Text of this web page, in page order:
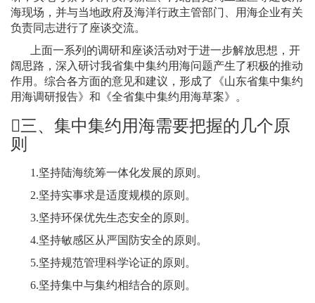
海现场，并与当地政府及海洋行政主管部门、用海企业有关
负责同志进行了座谈交流。
上面一系列的调研和座谈活动对于进一步解放思想，开
阔思路，深入研讨我省集中集约用海问题产生了积极的推动
作用。综合各方面的意见和建议，形成了《山东省集中集约
用海调研报告》和《全省集中集约用海草案》。
三、集中集约用海需要把握的几个原
则
1.坚持陆海统筹一体化发展的原则。
2.坚持实事求是适度规模的原则。
3.坚持环保优先生态安全的原则。
4.坚持敏感区从严国防安全的原则。
5.坚持规范管理科学论证的原则。
6.坚持集中与集约相结合的原则。